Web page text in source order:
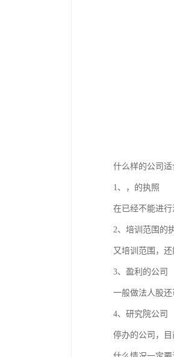
什么样的公司适
1、，的执照
在已经不能进
2、培训范围的
又培训范围，
3、盈利的公司
一般做法人股还
4、研究院公司
停办的公司，